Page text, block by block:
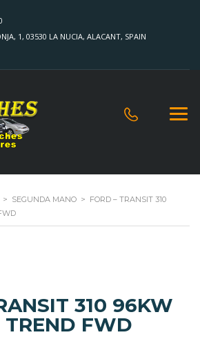
1, 03530 LA NUCIA, ALACANT, SPAIN
> SEGUNDA MANO > FORD – TRANSIT 310
310 96KW
TREND FWD